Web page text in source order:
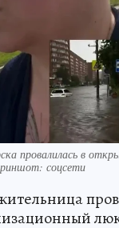
провалилась в
соцсети